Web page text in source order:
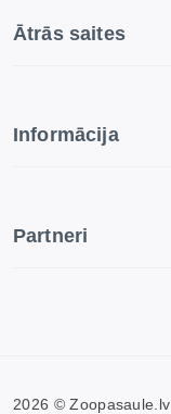
Ātrās saites
Informācija
Partneri
2026 ©